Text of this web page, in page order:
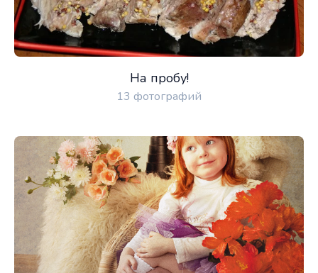
На пробу!
13 фотографий